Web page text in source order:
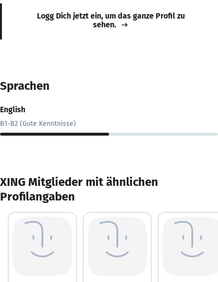
Logg Dich jetzt ein, um das ganze Profil zu
sehen.
Sprachen
English
B1-B2 (Gute Kenntnisse)
XING Mitglieder mit ähnlichen
Profilangaben